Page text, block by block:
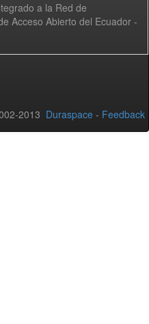
a la Red de
Acceso Abierto del Ecuador -
2013 Duraspace - Feedback